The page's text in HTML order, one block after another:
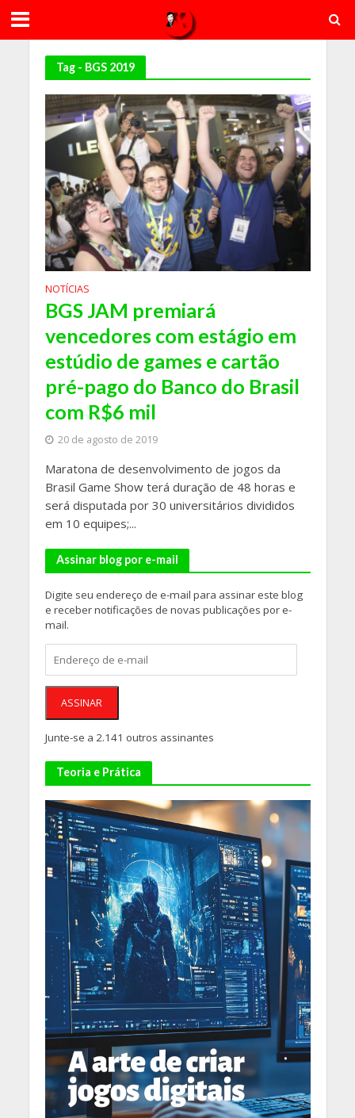
Tag - BGS 2019
NOTÍCIAS
BGS JAM premiará
vencedores com estágio em
estúdio de games e cartão
pré-pago do Banco do Brasil
com R$6 mil
20 de agosto de 2019
Maratona de desenvolvimento de jogos da
Brasil Game Show terá duração de 48 horas e
será disputada por 30 universitários divididos
em 10 equipes;...
Assinar blog por e-mail
Digite seu endereço de e-mail para assinar este blog
e receber notificações de novas publicações por e-
mail.
de
e-
ASSINAR
Junte-se a 2.141 outros assinantes
Teoria e Prática